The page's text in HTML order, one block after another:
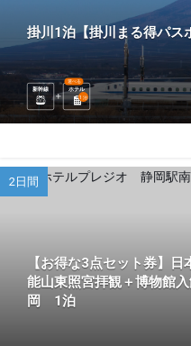
掛川1泊【掛川まる得パス
新幹線 ホテル
選べる
1 泊
2日間
【お得な3点セット券】
能山東照宮拝観＋博物館
岡 1泊